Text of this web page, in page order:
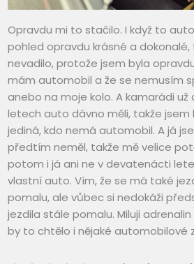
Opravdu mi to stačilo. I když to
pohled opravdu krásné a
nevadilo, protože jsem byla
mám automobil a že se nemusím
anebo na moje kolo. A kamarádi
letech auto dávno měli, takže jsem
jediná, kdo nemá automobil. A já
předtím neměl, takže mě velice
potom i já ani ne v devatenácti
vlastní auto. Vím, že se má také
pomalu, ale vůbec si nedokáži
jezdila stále pomalu. Miluji
by to chtělo i nějaké automobilové